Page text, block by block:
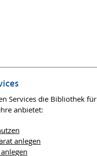
Services die Bibliothek für
anbietet:
anlegen